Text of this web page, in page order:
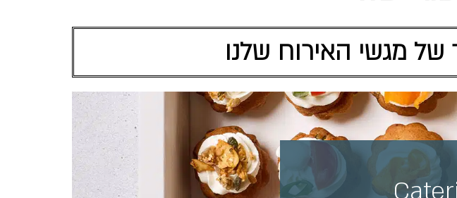
של מגשי האירוח שלנו